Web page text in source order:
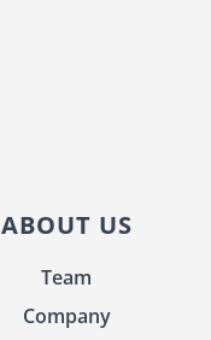
ABOUT US
Team
Company